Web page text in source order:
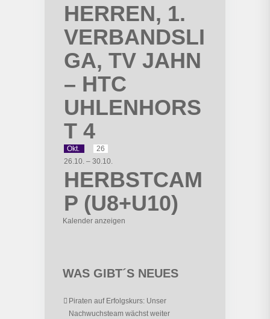
HERREN, 1.
VERBANDSLI
GA, TV JAHN
– HTC
UHLENHORS
T 4
Okt.
26
26.10. –30.10.
HERBSTCAM
P (U8+U10)
Kalender anzeigen
WAS GIBT´S NEUES
Piraten auf Erfolgskurs: Unser
Nachwuchsteam wächst weiter